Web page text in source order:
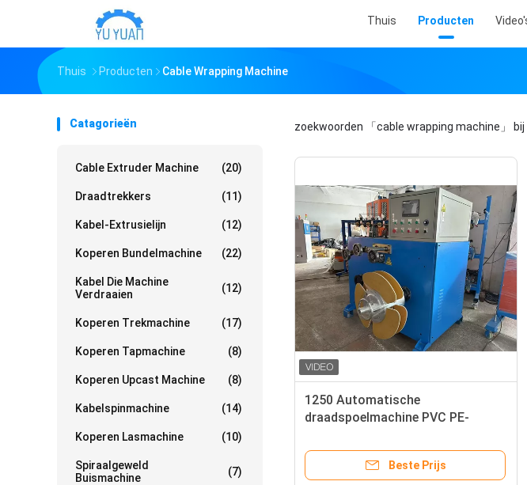
Thuis Producten
Thuis Producten Cable Wrapping Machine
Catagorieën
Cable Extruder Machine (20)
Draadtrekkers (11)
Kabel-Extrusielijn (12)
Koperen Bundelmachine (22)
Kabel Die Machine
Verdraaien
(12)
Koperen Trekmachine (17)
Koperen Tapmachine (8)
Koperen Upcast Machine (8)
Kabelspinmachine (14)
Koperen Lasmachine (10)
Spiraalgeweld
Buismachine
(7)
zoekwoorden 「cable wrapping machine」
1250 Automatische
draadspoelmachine PVC PE-
kabel 4*2.5
Beste Prijs